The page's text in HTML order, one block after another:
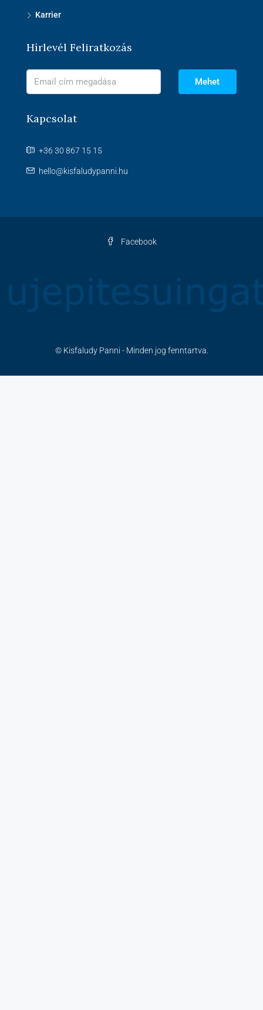
Karrier
Hírlevél Feliratkozás
Mehet
Kapcsolat
+36 30 867 15 15
hello@kisfaludypanni.hu
Facebook
© Kisfaludy Panni - Minden jog fenntartva.